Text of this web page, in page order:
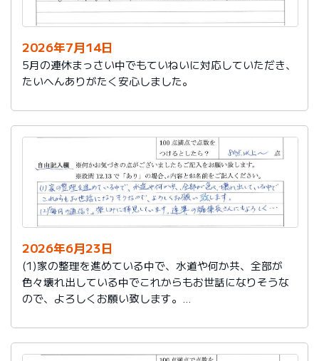
2026年7月14日
5月の連休まっさい中でもていねいに対応していただき、
たいへんありがたく安心しました。
2026年6月23日
(1)家の整理を進めている中で、水道や何か共、全部が
色々壊れ出している中でこれからもお世話になりそうな
ので、よろしくお願い致します。
集長さんにもよろしく…